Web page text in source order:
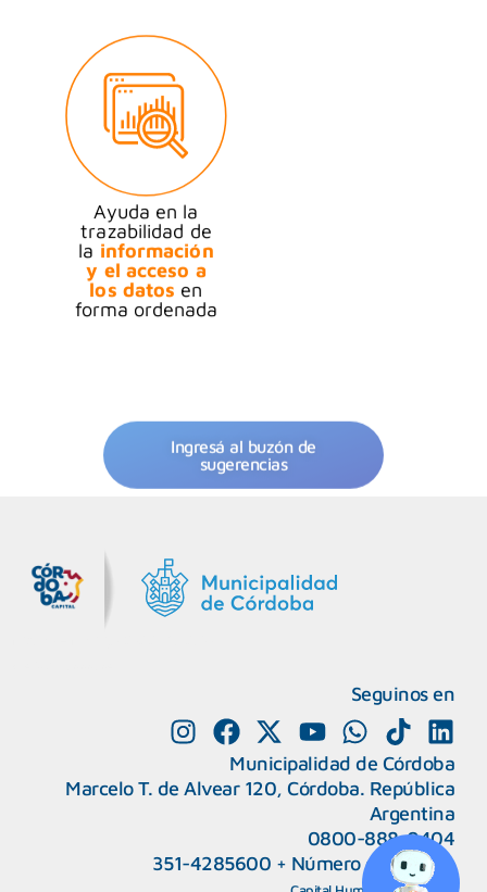
Ayuda en la
trazabilidad de
la información
y el acceso a
los datos en
forma ordenada
sugerencias
Seguinos en
Municipalidad de Córdoba
Marcelo T. de Alvear 120, Córdoba. República
Argentina
0800-888-0404
351-4285600 + Número de interno
CAPeM – Centro de Atención a Personas Migrantes y Refugiadas.